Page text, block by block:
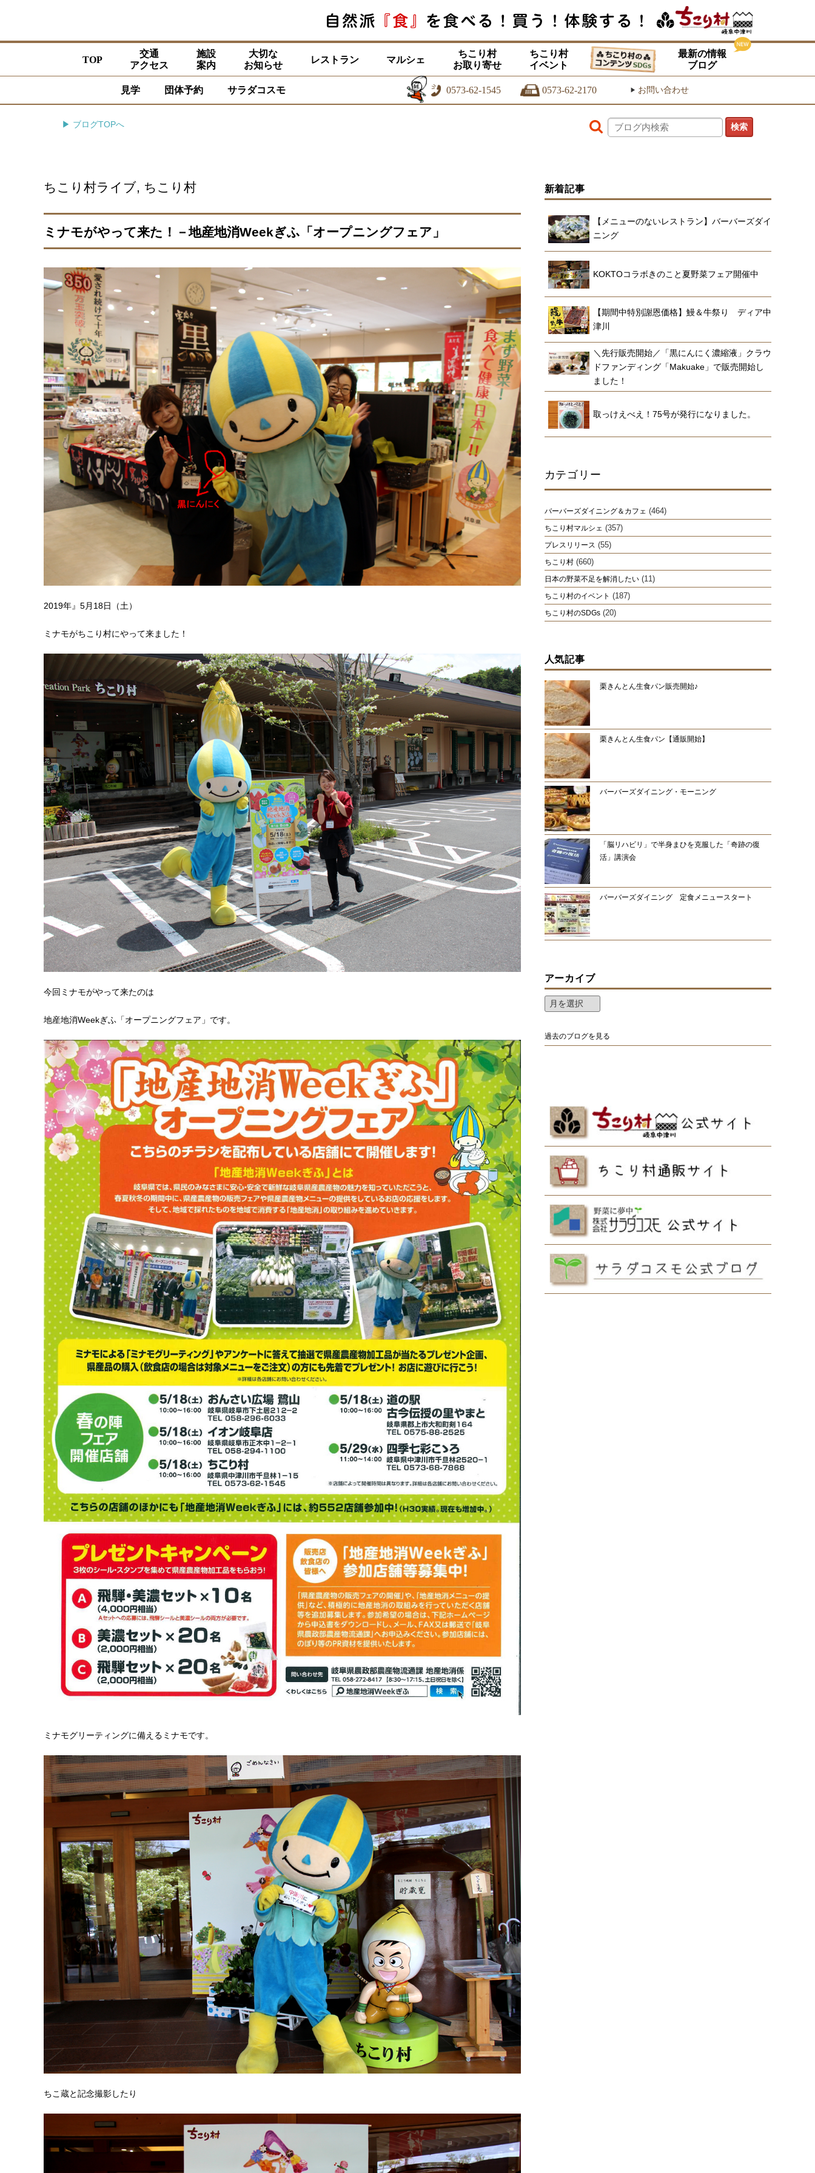
TOP
交通
アクセス
施設
案内
大切な
お知らせ
レストラン マルシェ
ちこり村
お取り寄せ
ちこり村
イベント
最新の情報
ブログ
見学 団体予約 サラダコスモ 0573-62-1545 0573-62-2170 ▶ お問い合わせ
▶ ブログTOPへ
ちこり村ライブ, ちこり村
ミナモがやって来た！－地産地消Weekぎふ「オープニングフェア」
2019年』5月18日（土）
ミナモがちこり村にやって来ました！
今回ミナモがやって来たのは
地産地消Weekぎふ「オープニングフェア」です。
ミナモグリーティングに備えるミナモです。
ちこ蔵と記念撮影したり
新着記事
【メニューのないレストラン】バーバーズダイ
ニング
KOKTOコラボきのこと夏野菜フェア開催中
【期間中特別謝恩価格】鰻＆牛祭り ディア中
津川
＼先行販売開始／「黒にんにく濃縮液」クラウ
ドファンディング「Makuake」で販売開始し
ました！
取っけえべえ！75号が発行になりました。
カテゴリー
バーバーズダイニング＆カフェ (464)
ちこり村マルシェ (357)
プレスリリース (55)
ちこり村(660)
日本の野菜不足を解消したい(11)
ちこり村のイベント (187)
ちこり村のSDGs(20)
人気記事
栗きんとん生食パン販売開始♪
栗きんとん生食パン【通販開始】
バーバーズダイニング・モーニング
「脳リハビリ」で半身まひを克服した「奇跡の復
活」講演会
バーバーズダイニング 定食メニュースタート
アーカイブ
過去のブログを見る